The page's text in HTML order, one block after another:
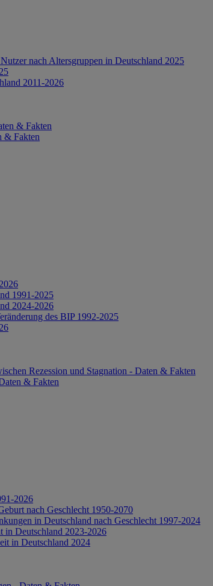
nach Altersgruppen in Deutschland 2025
2011-2026
& Fakten
& Fakten
1991-2025
2024-2026
des BIP 1992-2025
Rezession und Stagnation - Daten & Fakten
& Fakten
2026
nach Geschlecht 1950-2070
in Deutschland nach Geschlecht 1997-2024
in Deutschland 2023-2026
in Deutschland 2024